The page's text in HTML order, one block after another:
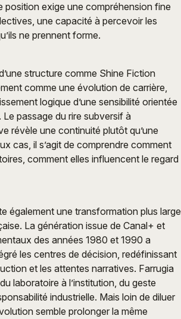
position exige une compréhension fine
une capacité à percevoir les
ne prennent forme.
structure comme Shine Fiction
comme une évolution de carrière,
logique d’une sensibilité orientée
passage du rire subversif à
révèle une continuité plutôt qu’une
cas, il s’agit de comprendre comment
comment elles influencent le regard
également une transformation plus large
La génération issue de Canal+ et
des années 1980 et 1990 a
les centres de décision, redéfinissant
et les attentes narratives. Farrugia
laboratoire à l’institution, du geste
industrielle. Mais loin de diluer
semble prolonger la même